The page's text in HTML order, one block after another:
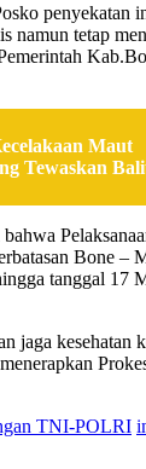
penyekatan
namun tetap
Maut
Tewaskan
Bone –
tanggal 17
jaga kesehatan
TNI-POLRI